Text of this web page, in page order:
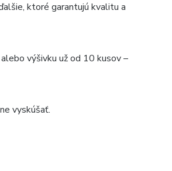
ktoré garantujú kvalitu a
výšivku už od 10 kusov –
vyskúšať.